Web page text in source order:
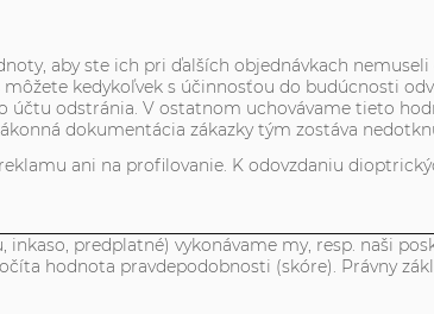
aby ste ich pri ďalších objednávkach
môžete kedykoľvek s účinnosťou do budúcnosti
odstránia. V ostatnom uchovávame tieto
dokumentácia zákazky tým zostáva
ani na profilovanie. K odovzdaniu
predplatné) vykonávame my, resp. naši
hodnota pravdepodobnosti (skóre). Právny